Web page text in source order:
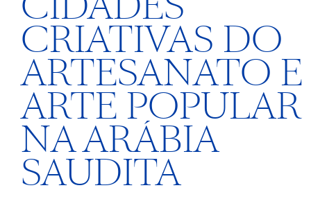
CRIATIVAS DO
ARTESANATO E
ARTE POPULAR
NA ARÁBIA
SAUDITA